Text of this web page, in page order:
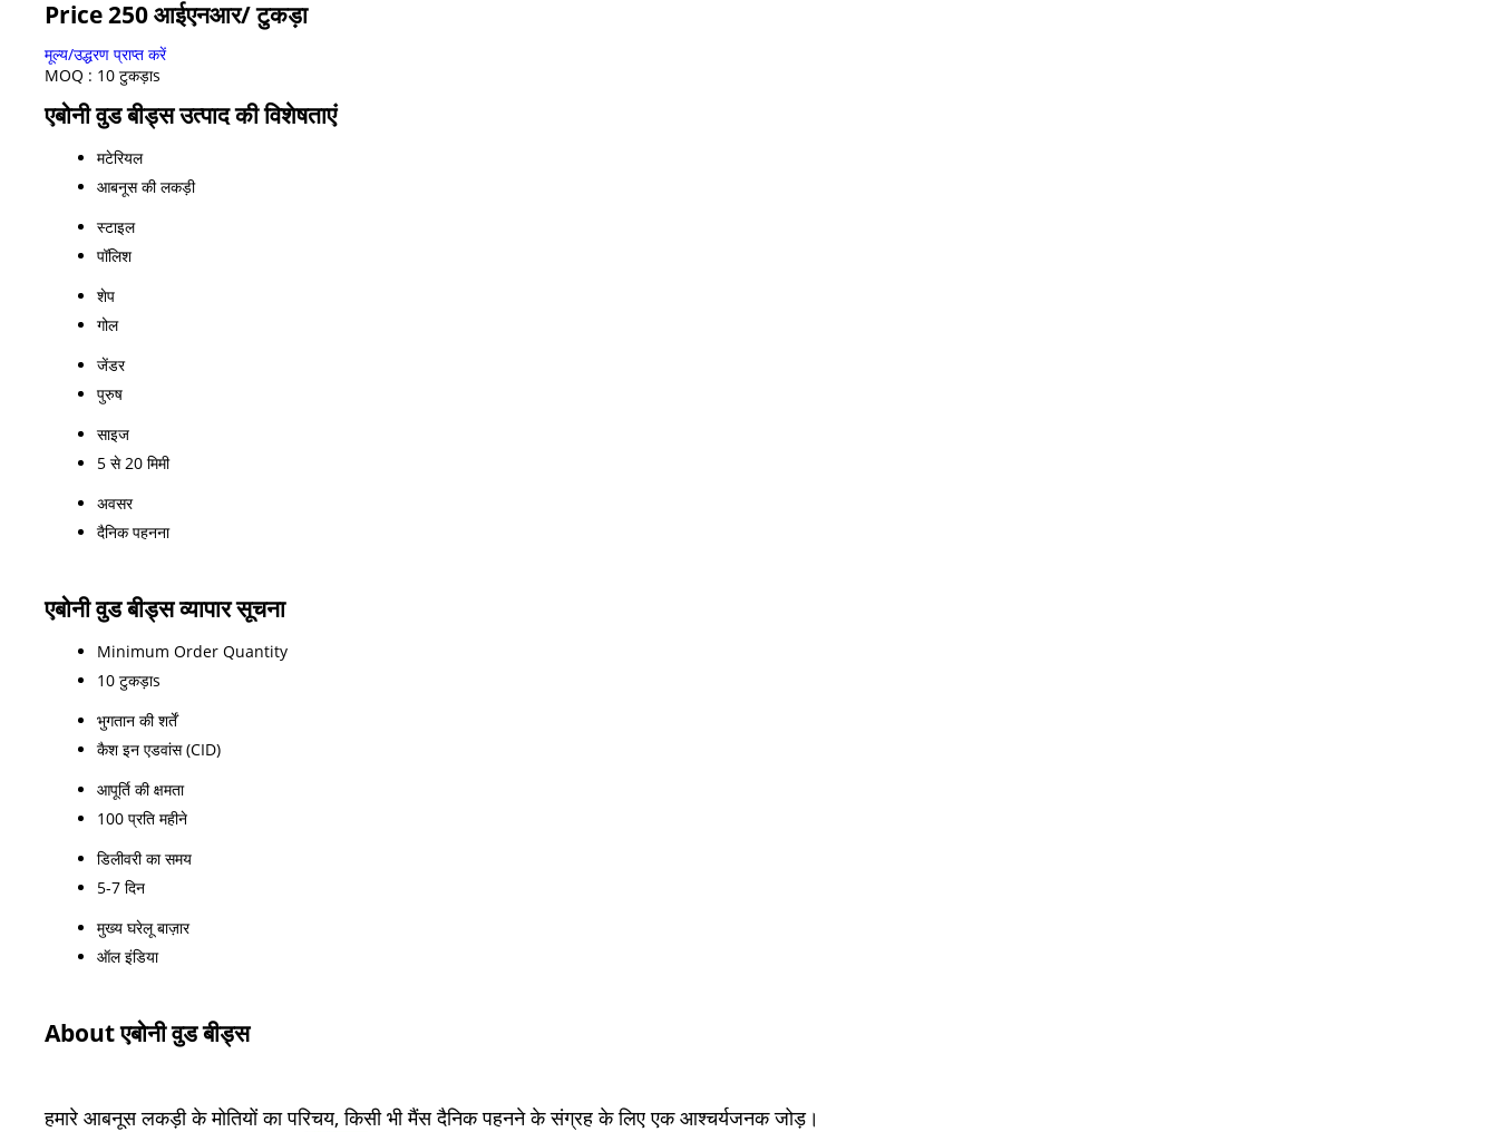
Price 250 आईएनआर/ टुकड़ा
मूल्य/उद्धरण प्राप्त करें
MOQ : 10 टुकड़ाs
एबोनी वुड बीड्स उत्पाद की विशेषताएं
मटेरियल
आबनूस की लकड़ी
स्टाइल
पॉलिश
शेप
गोल
जेंडर
पुरुष
साइज
5 से 20 मिमी
अवसर
दैनिक पहनना
एबोनी वुड बीड्स व्यापार सूचना
Minimum Order Quantity
10 टुकड़ाs
भुगतान की शर्तें
कैश इन एडवांस (CID)
आपूर्ति की क्षमता
100 प्रति महीने
डिलीवरी का समय
5-7 दिन
मुख्य घरेलू बाज़ार
ऑल इंडिया
About एबोनी वुड बीड्स
हमारे आबनूस लकड़ी के मोतियों का परिचय, किसी भी मैंस दैनिक पहनने के संग्रह के लिए एक आश्चर्यजनक जोड़।